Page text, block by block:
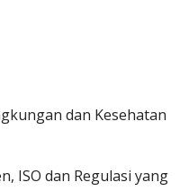
dan Kesehatan
ISO dan Regulasi yang